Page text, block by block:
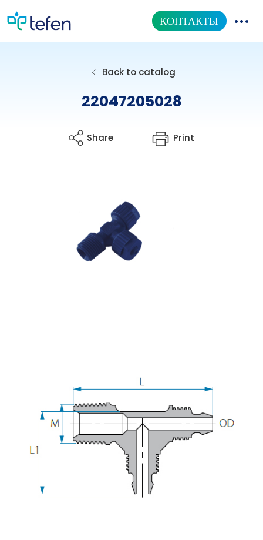
КОНТАКТЫ
НАША ПРОДУКЦИЯ
Back to catalog
22047205028
Share Print